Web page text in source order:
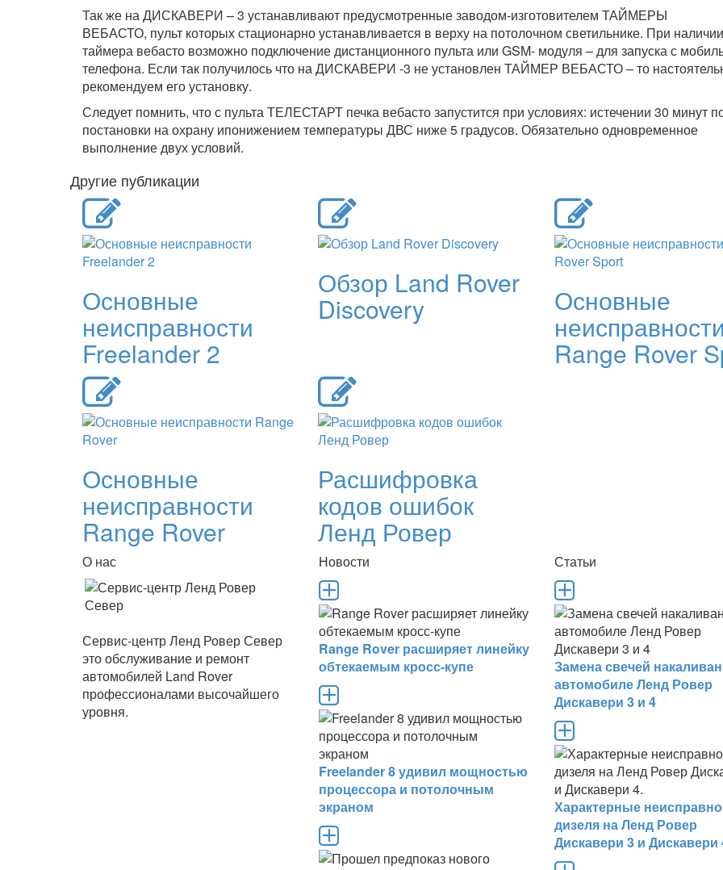
Так же на ДИСКАВЕРИ – 3 устанавливают предусмотренные заводом-изготовителем ТАЙМЕРЫ
ВЕБАСТО, пульт которых стационарно устанавливается в верху на потолочном светильнике. При наличии
таймера вебасто возможно подключение дистанционного пульта или GSM- модуля – для запуска с
телефона. Если так получилось что на ДИСКАВЕРИ -3 не установлен ТАЙМЕР ВЕБАСТО – то
рекомендуем его установку.
Следует помнить, что с пульта ТЕЛЕСТАРТ печка вебасто запустится при условиях: истечении 30 минут
постановки на охрану ипонижением температуры ДВС ниже 5 градусов. Обязательно одновременное
выполнение двух условий.
Другие публикации
Основные
неисправности
Freelander 2
Обзор Land Rover
Discovery Основные
неисправности
Range Rover
Основные
неисправности
Range Rover
Расшифровка
кодов ошибок
Ленд Ровер
О нас
Сервис-центр Ленд Ровер Север
это обслуживание и ремонт
автомобилей Land Rover
профессионалами высочайшего
уровня.
Новости
Range Rover расширяет линейку
обтекаемым кросс-купе
Freelander 8 удивил мощностью
процессора и потолочным
экраном
Статьи
Замена свечей
автомобиле Ленд Ровер
Дискавери 3 и 4
Характерные
дизеля на Ленд Ровер
Дискавери 3 и Дискавери